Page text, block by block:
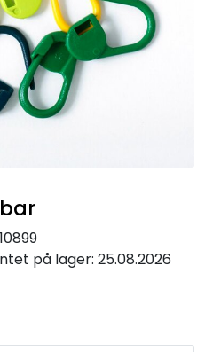
på lager: 25.08.2026